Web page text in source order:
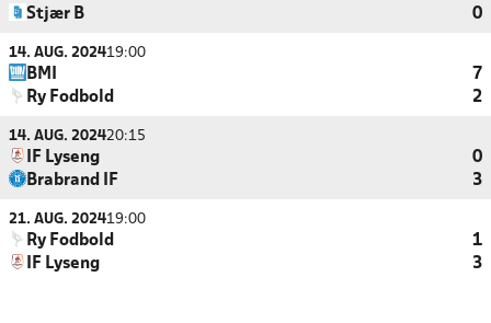
Stjær B
0
14. AUG. 202419:00
BMI
7
Ry Fodbold
2
14. AUG. 202420:15
IF Lyseng
0
Brabrand IF
3
21. AUG. 202419:00
Ry Fodbold
1
IF Lyseng
3